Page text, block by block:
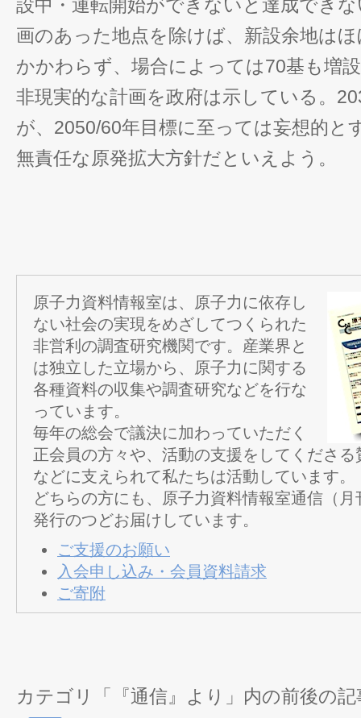
設中・運転開始ができないと達成でき
画のあった地点を除けば、新設余地は
かかわらず、場合によっては70基も増
非現実的な計画を政府は示している。
が、2050/60年目標に至っては妄想的と
無責任な原発拡大方針だとい
原子力資料情報室は、原子力に依存し
ない社会の実現をめざしてつくられた
非営利の調査研究機関です。産業界と
は独立した立場から、原子力に関する
各種資料の収集や調査研究などを行な
っています。
毎年の総会で議決に加わっていただく
正会員の方々や、活動の支援をしてくださ
などに支えられて私たちは活動しています。
どちらの方にも、原子力資料情報室通信（
発行のつどお届けしています。
ご支援のお願い
入会申し込み・会員資料請求
ご寄附
カテゴリ「『通信』より」内の前後の記